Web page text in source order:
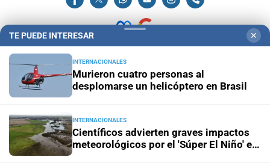
Hemeroteca Digital (1930-1979)
Administración y Publicidad-Elementos institucionales
Opcionales con El Litoral
El Litoral es miembro de:
TE PUEDE INTERESAR ✕
INTERNACIONALES
Murieron cuatro personas al
desplomarse un helicóptero en Brasil
INTERNACIONALES
Científicos advierten graves impactos
meteorológicos por el 'Súper El Niño' en